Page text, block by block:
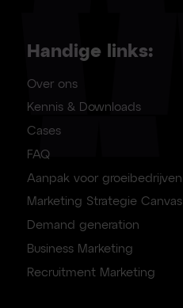
Handige links:
Over ons
Kennis & Downloads
Cases
FAQ
Aanpak voor groeibedrijven
Marketing Strategie Canvas
Demand generation
Business Marketing
Recruitment Marketing